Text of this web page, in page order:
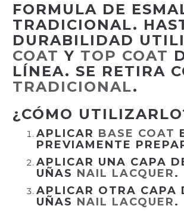
FORMULA DE
TRADICIONAL.
DURABILIDAD
COAT Y TOP COAT
LÍNEA. SE RETIRA
TRADICIONAL.
¿CÓMO
APLICAR BASE COAT
PREVIAMENTE
APLICAR UNA CAPA
UÑAS NAIL LACQUER.
APLICAR OTRA CAPA
UÑAS NAIL LACQUER.